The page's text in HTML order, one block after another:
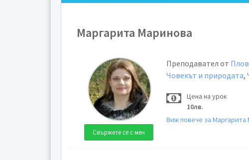
Маргарита Маринова
Свържете се с мен
Преподавател от
Човекът и природата,
Цена на урок
10лв.
Виж повече за Маргарита